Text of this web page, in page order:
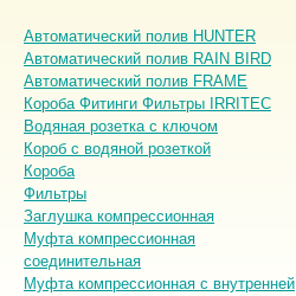
Автоматический полив HUNTER
Автоматический полив RAIN BIRD
Автоматический полив FRAME
Короба Фитинги Фильтры IRRITEC
Водяная розетка с ключом
Короб с водяной розеткой
Короба
Фильтры
Заглушка компрессионная
Муфта компрессионная
соединительная
Муфта компрессионная с внутренней